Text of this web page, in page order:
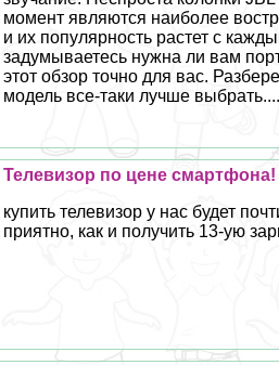
момент являются наиболее
и их популярность растет с
задумываетесь нужна ли вам
этот обзор точно для вас.
модель все-таки лучше выбрать....
Телевизор по цене смартфона!
купить телевизор у нас будет
приятно, как и получить 13-ую